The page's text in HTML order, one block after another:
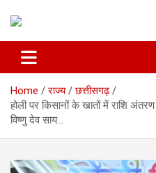
kotwar.in
Home राज्य
छत्तीसगढ़
होली पर किसानों के खातों में राशि
विष्णु देव साय…